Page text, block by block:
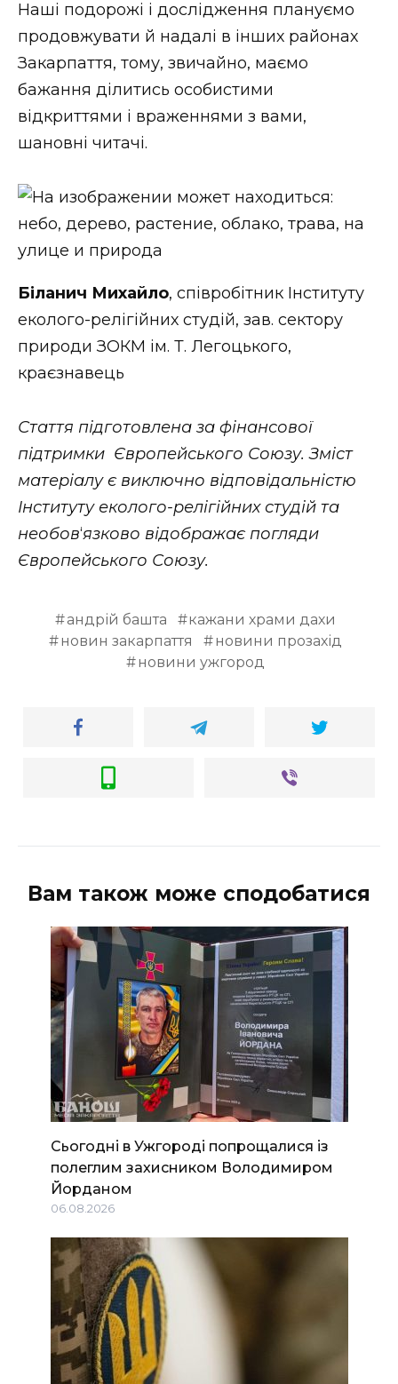
Наші подорожі і дослідження плануємо
продовжувати й надалі в інших районах
Закарпаття, тому, звичайно, маємо
бажання ділитись особистими
відкриттями і враженнями з вами,
шановні читачі.
Біланич Михайло, співробітник Інституту
еколого-релігійних студій, зав. сектору
природи ЗОКМ ім. Т. Легоцького,
краєзнавець
Стаття підготовлена за фінансової
підтримки Європейського Союзу. Зміст
матеріалу є виключно відповідальністю
Інституту еколого-релігійних студій та
необов‘язково відображає погляди
Європейського Союзу.
андрій башта
кажани храми дахи
новин закарпаття
новини прозахід
новини ужгород
Вам також може сподобатися
Сьогодні в Ужгороді попрощалися із
полеглим захисником Володимиром
Йорданом
06.08.2026